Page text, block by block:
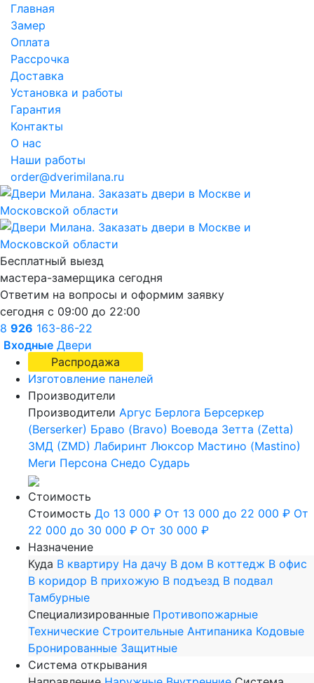
Главная
Замер
Оплата
Рассрочка
Доставка
Установка и работы
Гарантия
Контакты
О нас
Наши работы
order@dverimilana.ru
Бесплатный выезд
мастера-замерщика сегодня
Ответим на вопросы и оформим заявку
сегодня с 09:00 до 22:00
8 926 163-86-22
Входные Двери
Распродажа
Изготовление панелей
Производители
Производители Аргус Берлога Берсеркер
(Berserker) Браво (Bravo) Воевода Зетта (Zetta)
ЗМД (ZMD) Лабиринт Люксор Мастино (Mastino)
Меги Персона Снедо Сударь
Стоимость
Стоимость До 13 000 ₽ От 13 000 до 22 000 ₽ От
22 000 до 30 000 ₽ От 30 000 ₽
Назначение
Куда В квартиру На дачу В дом В коттедж В офис
В коридор В прихожую В подъезд В подвал
Тамбурные
Специализированные Противопожарные
Технические Строительные Антипаника Кодовые
Бронированные Защитные
Система открывания